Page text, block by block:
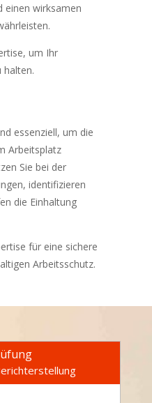
einen wirksamen
um Ihr
halten.
essenziell, um die
Arbeitsplatz
Sie bei der
identifizieren
die Einhaltung
für eine sichere
Arbeitsschutz.